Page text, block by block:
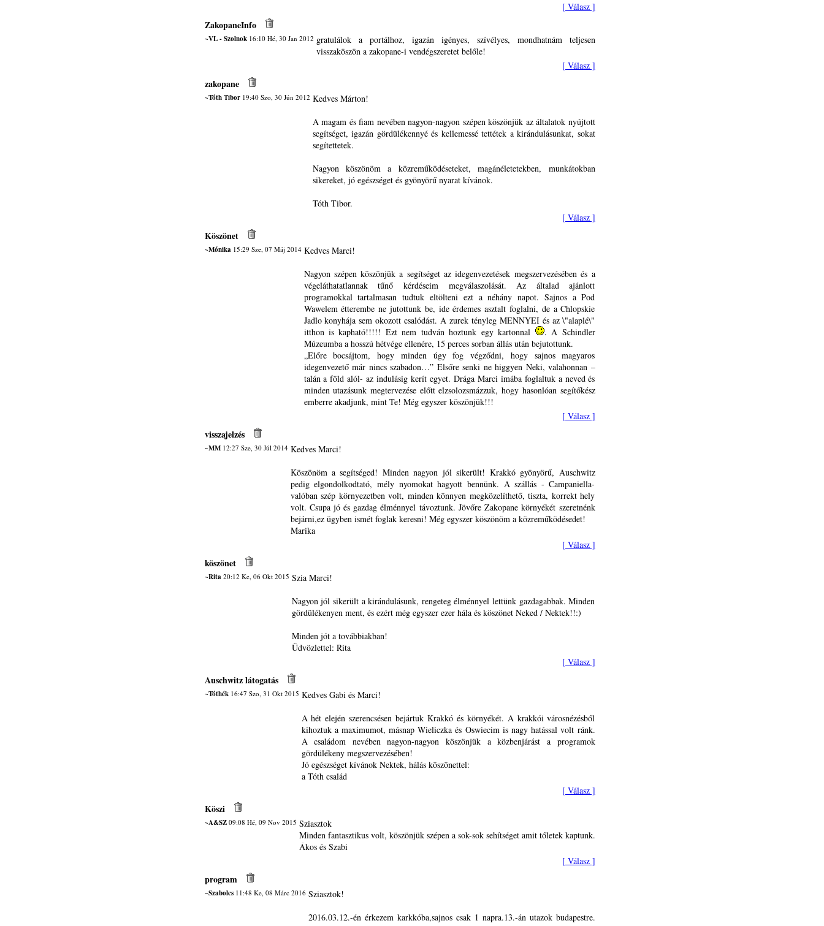
[ Válasz ]
ZakopaneInfo
~VL - Szolnok16:10 Hé, 30 Jan 2012 gratulálok a portálhoz, igazán igényes, szívélyes, mondhatnám teljesen
visszaköszön a zakopane-i vendégszeretet belőle!
[ Válasz ]
zakopane
~Tóth Tibor19:40 Szo, 30 Jún 2012 Kedves Márton!
A magam és fiam nevében nagyon-nagyon szépen köszönjük az általatok nyújtott
segítséget, igazán gördülékennyé és kellemessé tettétek a kirándulásunkat, sokat
segítettetek.
Nagyon köszönöm a közreműködéseteket, magánéletetekben, munkátokban
sikereket, jó egészséget és gyönyörű nyarat kívánok.
Tóth Tibor.
[ Válasz ]
Köszönet
~Mónika15:29 Sze, 07 Máj 2014 Kedves Marci!
Nagyon szépen köszönjük a segítséget az idegenvezetések megszervezésében és a
végeláthatatlannak tűnő kérdéseim megválaszolását. Az általad ajánlott
programokkal tartalmasan tudtuk eltölteni ezt a néhány napot. Sajnos a Pod
Wawelem étterembe ne jutottunk be, ide érdemes asztalt foglalni, de a Chlopskie
Jadlo konyhája sem okozott csalódást. A zurek tényleg MENNYEI és az \"alaplé\"
itthon is kapható!!!!! Ezt nem tudván hoztunk egy kartonnal
. A Schindler
Múzeumba a hosszú hétvége ellenére, 15 perces sorban állás után bejutottunk.
„Előre bocsájtom, hogy minden úgy fog végződni, hogy sajnos magyaros
idegenvezető már nincs szabadon…” Elsőre senki ne higgyen Neki, valahonnan –
talán a föld alól- az indulásig kerít egyet. Drága Marci imába foglaltuk a neved és
minden utazásunk megtervezése előtt elzsolozsmázzuk, hogy hasonlóan segítőkész
emberre akadjunk, mint Te! Még egyszer köszönjük!!!
[ Válasz ]
visszajelzés
~MM12:27 Sze, 30 Júl 2014 Kedves Marci!
Köszönöm a segítséged! Minden nagyon jól sikerült! Krakkó gyönyörű, Auschwitz
pedig elgondolkodtató, mély nyomokat hagyott bennünk. A szállás - Campaniella-
valóban szép környezetben volt, minden könnyen megközelíthető, tiszta, korrekt hely
volt. Csupa jó és gazdag élménnyel távoztunk. Jövőre Zakopane környékét szeretnénk
bejárni,ez ügyben ismét foglak keresni! Még egyszer köszönöm a közreműködésedet!
Marika
[ Válasz ]
köszönet
~Rita20:12 Ke, 06 Okt 2015 Szia Marci!
Nagyon jól sikerült a kirándulásunk, rengeteg élménnyel lettünk gazdagabbak. Minden
gördülékenyen ment, és ezért még egyszer ezer hála és köszönet Neked / Nektek!!:)
Minden jót a továbbiakban!
Üdvözlettel: Rita
[ Válasz ]
Auschwitz látogatás
~Tóthék16:47 Szo, 31 Okt 2015 Kedves Gabi és Marci!
A hét elején szerencsésen bejártuk Krakkó és környékét. A krakkói városnézésből
kihoztuk a maximumot, másnap Wieliczka és Oswiecim is nagy hatással volt ránk.
A családom nevében nagyon-nagyon köszönjük a közbenjárást a programok
gördülékeny megszervezésében!
Jó egészséget kívánok Nektek, hálás köszönettel:
a Tóth család
[ Válasz ]
Köszi
~A&SZ09:08 Hé, 09 Nov 2015 Sziasztok
Minden fantasztikus volt, köszönjük szépen a sok-sok sehítséget amit tőletek kaptunk.
Ákos és Szabi
[ Válasz ]
program
~Szabolcs11:48 Ke, 08 Márc 2016 Sziasztok!
2016.03.12.-én érkezem karkkóba,sajnos csak 1 napra.13.-án utazok budapestre.